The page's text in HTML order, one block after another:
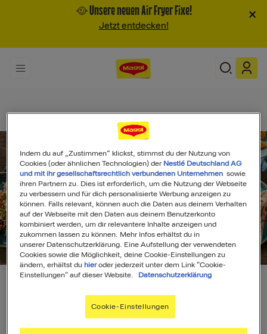
🥘 Unsere neuen Air Fryer Fixe!
Jetzt entdecken!
×
Search
Indem du auf „Zustimmen“ klickst, stimmst du der Nutzung von
Cookies (oder ähnlichen Technologien) der Nestlé Deutschland AG
und mit ihr gesellschaftsrechtlich verbundenen Unternehmen sowie
ihren Partnern zu. Dies ist erforderlich, um die Nutzung der Webseite
zu verbessern und für dich personalisierte Werbung anzeigen zu
können. Falls relevant, können auch die Daten aus deinem Verhalten
auf der Webseite mit den Daten aus deinem Benutzerkonto
kombiniert werden, um dir relevantere Inhalte anzeigen und
zukommen lassen zu können. Mehr Infos erhältst du in
unserer Datenschutzerklärung. Eine Aufstellung der verwendeten
Cookies sowie die Möglichkeit, deine Cookie-Einstellungen zu
ändern, erhältst duhieroder jederzeit unter dem Link "Cookie-
Einstellungen" auf dieser Website.
Datenschutzerklärung
Cookie-Einstellungen